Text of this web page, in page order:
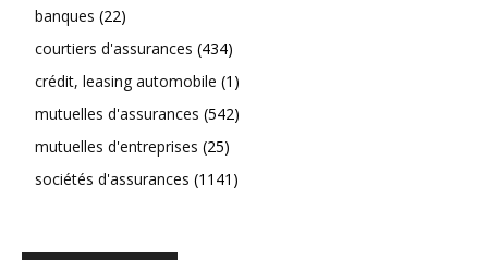
banques (22)
courtiers d'assurances (434)
crédit, leasing automobile (1)
mutuelles d'assurances (542)
mutuelles d'entreprises (25)
sociétés d'assurances (1141)